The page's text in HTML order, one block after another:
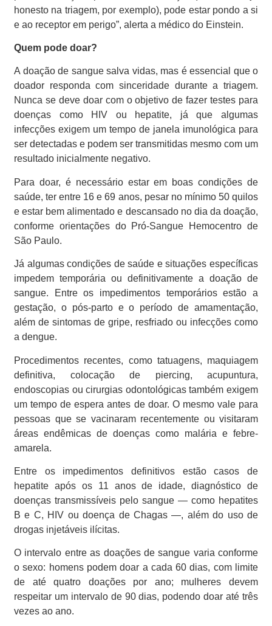
honesto na triagem, por exemplo), pode estar pondo a si
e ao receptor em perigo”, alerta a médico do Einstein.
Quem pode doar?
A doação de sangue salva vidas, mas é essencial que o
doador responda com sinceridade durante a triagem.
Nunca se deve doar com o objetivo de fazer testes para
doenças como HIV ou hepatite, já que algumas
infecções exigem um tempo de janela imunológica para
ser detectadas e podem ser transmitidas mesmo com um
resultado inicialmente negativo.
Para doar, é necessário estar em boas condições de
saúde, ter entre 16 e 69 anos, pesar no mínimo 50 quilos
e estar bem alimentado e descansado no dia da doação,
conforme orientações do Pró-Sangue Hemocentro de
São Paulo.
Já algumas condições de saúde e situações específicas
impedem temporária ou definitivamente a doação de
sangue. Entre os impedimentos temporários estão a
gestação, o pós-parto e o período de amamentação,
além de sintomas de gripe, resfriado ou infecções como
a dengue.
Procedimentos recentes, como tatuagens, maquiagem
definitiva, colocação de piercing, acupuntura,
endoscopias ou cirurgias odontológicas também exigem
um tempo de espera antes de doar. O mesmo vale para
pessoas que se vacinaram recentemente ou visitaram
áreas endêmicas de doenças como malária e febre-
amarela.
Entre os impedimentos definitivos estão casos de
hepatite após os 11 anos de idade, diagnóstico de
doenças transmissíveis pelo sangue — como hepatites
B e C, HIV ou doença de Chagas —, além do uso de
drogas injetáveis ilícitas.
O intervalo entre as doações de sangue varia conforme
o sexo: homens podem doar a cada 60 dias, com limite
de até quatro doações por ano; mulheres devem
respeitar um intervalo de 90 dias, podendo doar até três
vezes ao ano.